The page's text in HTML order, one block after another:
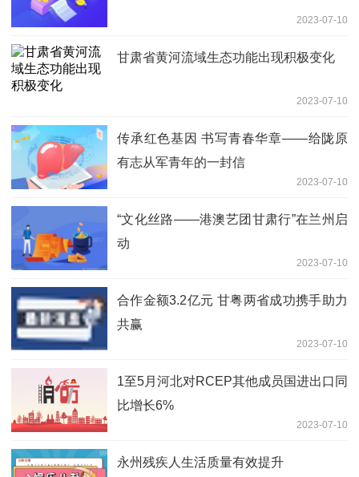
2023-07-10
甘肃省黄河流域生态功能出现积极变化
2023-07-10
传承红色基因 书写青春华章——给陇原
有志从军青年的一封信
2023-07-10
“文化丝路——港澳艺团甘肃行”在兰州启
动
2023-07-10
合作金额3.2亿元 甘粤两省成功携手助力
共赢
2023-07-10
1至5月河北对RCEP其他成员国进出口同
比增长6%
2023-07-10
永州残疾人生活质量有效提升